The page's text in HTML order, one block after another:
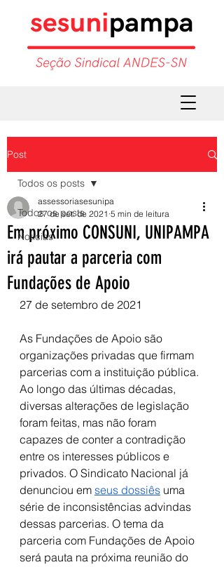
Post
Todos os posts
Notícias
Todos os posts
Em próximo CONSUNI, UNIPAMPA
irá pautar a parceria com
Fundações de Apoio
assessoriasesunipa
27 de set. de 2021 5 min de leitura
27 de setembro de 2021
As Fundações de Apoio são
organizações privadas que firmam
parcerias com a instituição pública.
Ao longo das últimas décadas,
diversas alterações de legislação
foram feitas, mas não foram
capazes de conter a contradição
entre os interesses públicos e
privados. O Sindicato Nacional já
denunciou em seus dossiês uma
série de inconsistências advindas
dessas parcerias. O tema da
parceria com Fundações de Apoio
será pauta na próxima reunião do